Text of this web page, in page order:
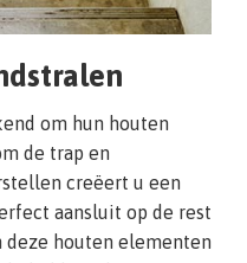
om hun houten
de trap en
creëert u een
aansluit op de rest
deze houten elementen